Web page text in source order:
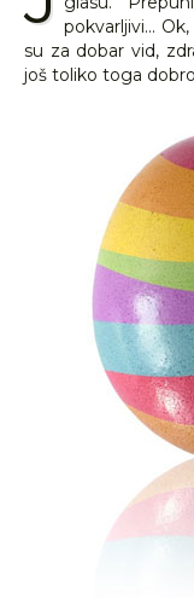
pokvarljivi...
su za dobar vid,
još toliko toga